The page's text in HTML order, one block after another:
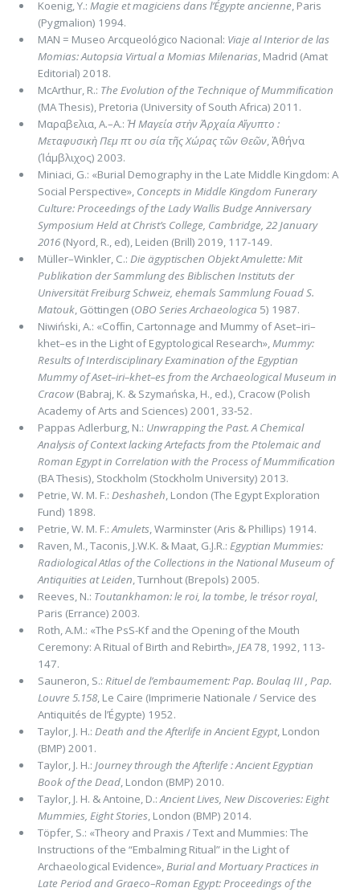
Koenig, Y.: Magie et magiciens dans l’Égypte ancienne, Paris
(Pygmalion) 1994.
MAN = Museo Arcqueológico Nacional: Viaje al Interior de las
Momias: Autopsia Virtual a Momias Milenarias, Madrid (Amat
Editorial) 2018.
McArthur, R.: The Evolution of the Technique of Mummiﬁcation
(MA Thesis), Pretoria (University of South Africa) 2011.
Mαραβελια, Α.–Α.: Ἡ Μαγεία στὴν Ἀρχαία Αἴγυπτο :
Μεταφυσικὴ Πεμ πτ ου σία τῆς Χώρας τῶν Θεῶν, Ἀθήνα
(Ἰάμβλιχος) 2003.
Miniaci, G.: «Burial Demography in the Late Middle Kingdom: A
Social Perspective», Concepts in Middle Kingdom Funerary
Culture: Proceedings of the Lady Wallis Budge Anniversary
Symposium Held at Christ’s College, Cambridge, 22 January
2016(Nyord, R., ed), Leiden (Brill) 2019, 117-149.
Müller–Winkler, C.: Die ägyptischen Objekt Amulette: Mit
Publikation der Sammlung des Biblischen Instituts der
Universität Freiburg Schweiz, ehemals Sammlung Fouad S.
Matouk, Göttingen (OBO Series Archaeologica 5) 1987.
Niwiński, A.: «Cofﬁn, Cartonnage and Mummy of Aset–iri–
khet–es in the Light of Egyptological Research»,Mummy:
Results of Interdisciplinary Examination of the Egyptian
Mummy of Aset–iri–khet–es from the Archaeological Museum in
Cracow(Babraj, K. & Szymańska, H., ed.), Cracow (Polish
Academy of Arts and Sciences) 2001, 33‑52.
Pappas Adlerburg, N.: Unwrapping the Past. A Chemical
Analysis of Context lacking Artefacts from the Ptolemaic and
Roman Egypt in Correlation with the Process of Mummiﬁcation
(BA Thesis), Stockholm (Stockholm University) 2013.
Petrie, W. M. F.: Deshasheh, London (The Egypt Exploration
Fund) 1898.
Petrie, W. M. F.:Amulets, Warminster (Aris & Phillips) 1914.
Raven, M., Taconis, J.W.K. & Maat, G.J.R.: Egyptian Mummies:
Radiological Atlas of the Collections in the National Museum of
Antiquities at Leiden, Turnhout (Brepols) 2005.
Reeves, N.: Toutankhamon: le roi, la tombe, le trésor royal,
Paris (Errance) 2003.
Roth, A.M.: «The PsS-Kf and the Opening of the Mouth
Ceremony: A Ritual of Birth and Rebirth»,JEA78, 1992, 113-
147.
Sauneron, S.: Rituel de l’embaumement: Pap. Boulaq III , Pap.
Louvre 5.158, Le Caire (Imprimerie Nationale / Service des
Antiquités de l’Égypte) 1952.
Taylor, J. H.: Death and the Afterlife in Ancient Egypt, London
(BMP) 2001.
Taylor, J. H.: Journey through the Afterlife : Ancient Egyptian
Book of the Dead, London (BMP) 2010.
Taylor, J. H. & Antoine, D.:Ancient Lives, New Discoveries: Eight
Mummies, Eight Stories, London (BMP) 2014.
Töpfer, S.: «Theory and Praxis / Text and Mummies: The
Instructions of the “Embalming Ritual” in the Light of
Archaeological Evidence»,Burial and Mortuary Practices in
Late Period and Graeco–Roman Egypt: Proceedings of the